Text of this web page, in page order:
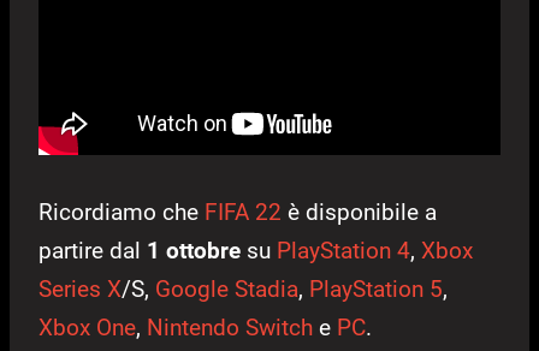
Ricordiamo che FIFA 22 è disponibile a
partire dal 1 ottobre su PlayStation 4, Xbox
Series X/S, Google Stadia, PlayStation 5,
Xbox One, Nintendo Switch e PC.